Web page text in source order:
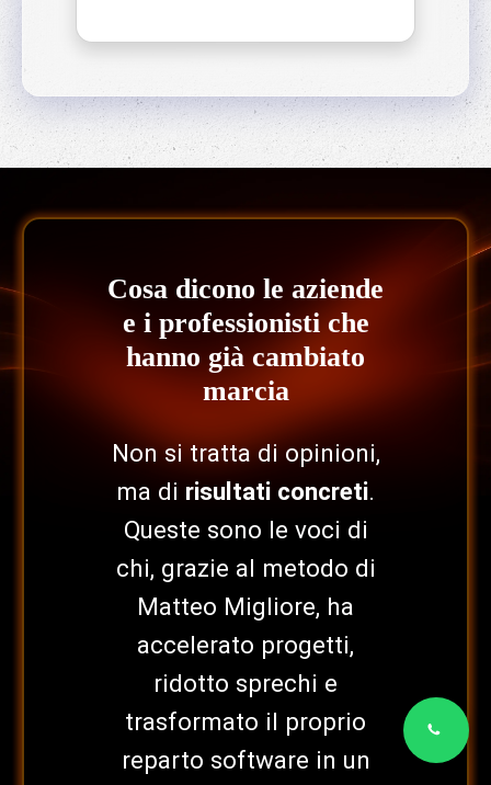
Cosa dicono le aziende
e i professionisti che
hanno già cambiato
marcia
Non si tratta di opinioni,
ma di risultati concreti.
Queste sono le voci di
chi, grazie al metodo di
Matteo Migliore, ha
accelerato progetti,
ridotto sprechi e
trasformato il proprio
reparto software in un